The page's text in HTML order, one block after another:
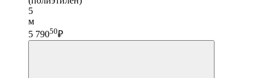
5
м
5 79050₽